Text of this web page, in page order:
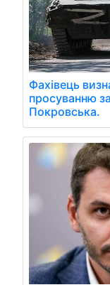
Фахівець
просуванню
Покровська.